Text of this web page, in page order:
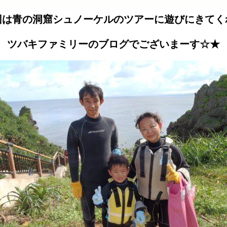
青の洞窟シュノーケルのツアーに遊びにきて
ツバキファミリーのブログでございまーす☆★